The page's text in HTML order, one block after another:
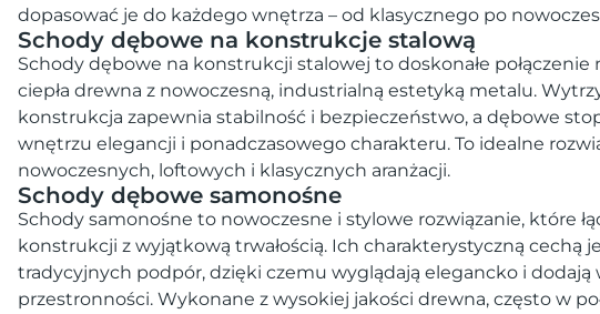
dopasować je do każdego wnętrza – od klasycznego po
Schody dębowe na konstrukcje stalową
Schody dębowe na konstrukcji stalowej to doskonałe połączenie
ciepła drewna z nowoczesną, industrialną estetyką metalu.
konstrukcja zapewnia stabilność i bezpieczeństwo, a dębowe
wnętrzu elegancji i ponadczasowego charakteru. To idealne
nowoczesnych, loftowych i klasycznych aranżacji.
Schody dębowe samonośne
Schody samonośne to nowoczesne i stylowe rozwiązanie, które
konstrukcji z wyjątkową trwałością. Ich charakterystyczną cechą
tradycyjnych podpór, dzięki czemu wyglądają elegancko i dodają
przestronności. Wykonane z wysokiej jakości drewna, często w